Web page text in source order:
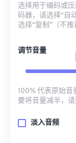
选择用于编码或
码器，请选择“自
选择“复制”（不推
调节音量
100% 代表原始音
要将音量减半，
淡入音频